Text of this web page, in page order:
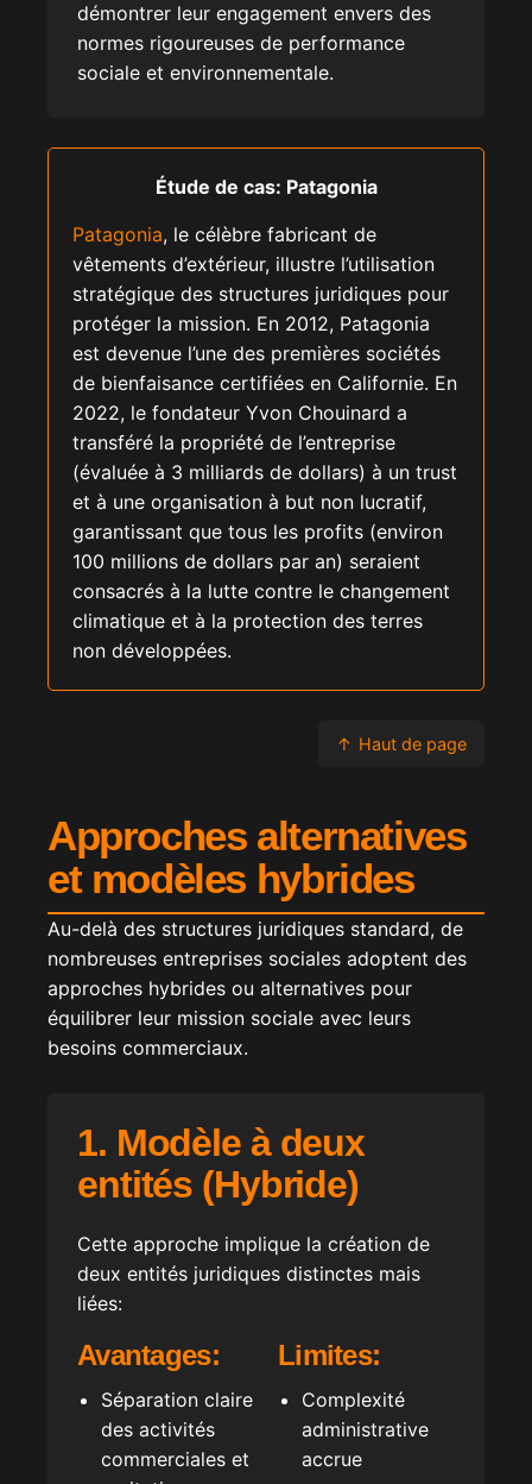
démontrer leur engagement envers des
normes rigoureuses de performance
sociale et environnementale.
Étude de cas: Patagonia
Patagonia, le célèbre fabricant de
vêtements d’extérieur, illustre l’utilisation
stratégique des structures juridiques pour
protéger la mission. En 2012, Patagonia
est devenue l’une des premières sociétés
de bienfaisance certifiées en Californie. En
2022, le fondateur Yvon Chouinard a
transféré la propriété de l’entreprise
(évaluée à 3 milliards de dollars) à un trust
et à une organisation à but non lucratif,
garantissant que tous les profits (environ
100 millions de dollars par an) seraient
consacrés à la lutte contre le changement
climatique et à la protection des terres
non développées.
↑ Haut de page
Approches alternatives
et modèles hybrides
Au-delà des structures juridiques standard, de
nombreuses entreprises sociales adoptent des
approches hybrides ou alternatives pour
équilibrer leur mission sociale avec leurs
besoins commerciaux.
1. Modèle à deux
entités (Hybride)
Cette approche implique la création de
deux entités juridiques distinctes mais
liées:
Avantages:
Séparation claire
des activités
commerciales et
Limites:
Complexité
administrative
accrue